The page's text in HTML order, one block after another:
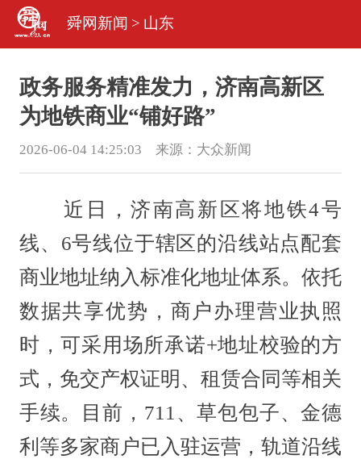
舜网新闻 > 山东
政务服务精准发力，济南高新区
为地铁商业“铺好路”
2026-06-04 14:25:03 来源： 大众新闻
近日，济南高新区将地铁4号
线、6号线位于辖区的沿线站点配套
商业地址纳入标准化地址体系。依托
数据共享优势，商户办理营业执照
时，可采用场所承诺+地址校验的方
式，免交产权证明、租赁合同等相关
手续。目前，711、草包包子、金德
利等多家商户已入驻运营，轨道沿线